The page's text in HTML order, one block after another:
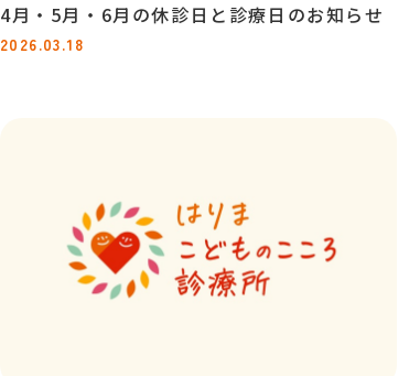
4月・5月・6月の休診日と診療日のお知らせ
2026.03.18